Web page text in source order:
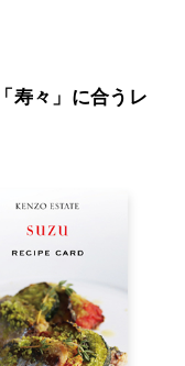
寿々」に合うレ